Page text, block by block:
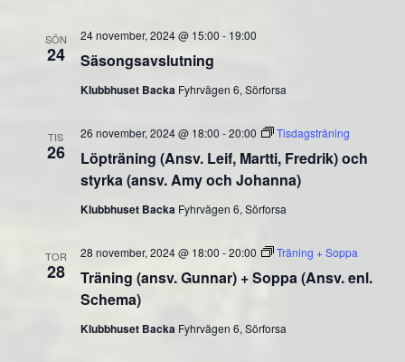
SÖN
24 Säsongsavslutning
24 november, 2024 @ 15:00 - 19:00
Klubbhuset Backa Fyhrvägen 6, Sörforsa
TIS
26
Löpträning (Ansv. Leif, Martti, Fredrik) och
styrka (ansv. Amy och Johanna)
26 november, 2024 @ 18:00 -20:00 Tisdagsträning
Klubbhuset Backa Fyhrvägen 6, Sörforsa
TOR
28
Träning (ansv. Gunnar) + Soppa (Ansv. enl.
Schema)
28 november, 2024 @ 18:00 -20:00 Träning + Soppa
Klubbhuset Backa Fyhrvägen 6, Sörforsa